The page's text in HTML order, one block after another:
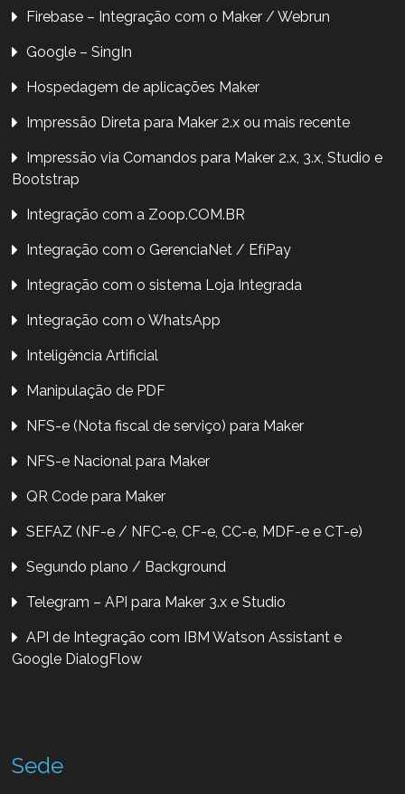
Firebase – Integração com o Maker / Webrun
Google – SingIn
Hospedagem de aplicações Maker
Impressão Direta para Maker 2.x ou mais recente
Impressão via Comandos para Maker 2.x, 3.x, Studio e
Bootstrap
Integração com a Zoop.COM.BR
Integração com o GerenciaNet / EfíPay
Integração com o sistema Loja Integrada
Integração com o WhatsApp
Inteligência Artificial
Manipulação de PDF
NFS-e (Nota fiscal de serviço) para Maker
NFS-e Nacional para Maker
QR Code para Maker
SEFAZ (NF-e / NFC-e, CF-e, CC-e, MDF-e e CT-e)
Segundo plano / Background
Telegram – API para Maker 3.x e Studio
API de Integração com IBM Watson Assistant e
Google DialogFlow
Sede